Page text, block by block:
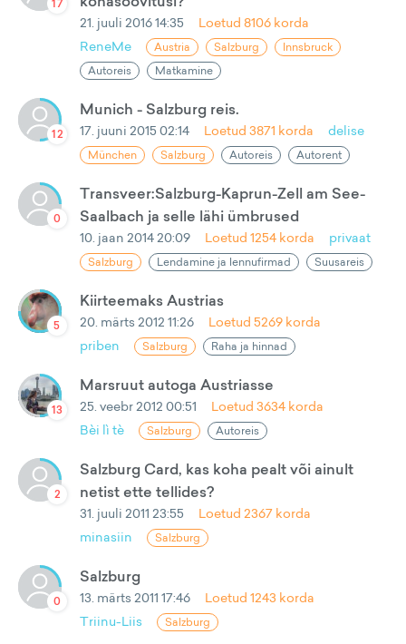
17
21. juuli 2016 14:35 Loetud 8106 korda
ReneMe
Austria Salzburg
Innsbruck
Autoreis
Matkamine
12
Munich - Salzburg reis.
17. juuni 2015 02:14 Loetud 3871 korda delise
München Salzburg Autoreis Autorent
0
Transveer:Salzburg-Kaprun-Zell am See-
Saalbach ja selle lähi ümbrused
10. jaan 2014 20:09 Loetud 1254 korda privaat
Salzburg Lendamine ja lennufirmad Suusareis
5
Kiirteemaks Austrias
20. märts 2012 11:26 Loetud 5269 korda
priben
Salzburg Raha ja hinnad
13
Marsruut autoga Austriasse
25. veebr 2012 00:51 Loetud 3634 korda
Bèi lì tè
Salzburg Autoreis
2
Salzburg Card, kas koha pealt või ainult
netist ette tellides?
31. juuli 2011 23:55 Loetud 2367 korda
minasiin
Salzburg
0
Salzburg
13. märts 2011 17:46 Loetud 1243 korda
Triinu-Liis
Salzburg